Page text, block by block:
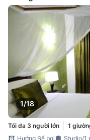
1/18
Tối đa 3 người lớn
1
Hướng Bể bơi
Studio/1